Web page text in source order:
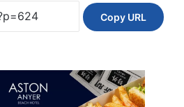
Copy URL